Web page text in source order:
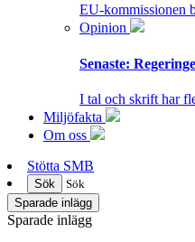
EU-kommissionen
Opinion
Senaste:
I tal och skrift har
Miljöfakta
Om oss
Stötta SMB
Sök
Sök
Sparade inlägg
Sparade inlägg